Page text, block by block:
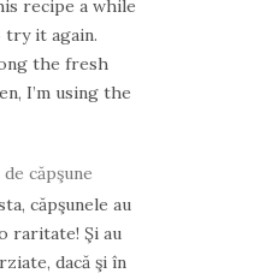
recipe a while
try it again.
the fresh
I’m using the
căpşune
căpşunele au
raritate! Şi au
dacă şi în